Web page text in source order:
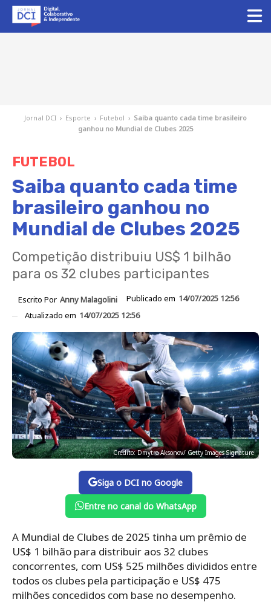
Jornal DCI › Esporte › Futebol › Saiba quanto cada time brasileiro
ganhou no Mundial de Clubes 2025
FUTEBOL
Saiba quanto cada time
brasileiro ganhou no
Mundial de Clubes 2025
Competição distribuiu US$ 1 bilhão
para os 32 clubes participantes
Escrito Por Anny Malagolini Publicado em 14/07/2025 12:56
Atualizado em 14/07/2025 12:56
Crédito: Dmytro Aksonov/ Getty Images Signature
Siga o DCI no Google
Entre no canal do WhatsApp
A Mundial de Clubes de 2025 tinha um prêmio de
US$ 1 bilhão para distribuir aos 32 clubes
concorrentes, com US$ 525 milhões divididos entre
todos os clubes pela participação e US$ 475
milhões concedidos com base no desempenho.